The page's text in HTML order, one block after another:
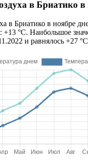
в Бриатико в
в Бриатико в ноябре
+13 °C. Наибольшое
и равнялось +27